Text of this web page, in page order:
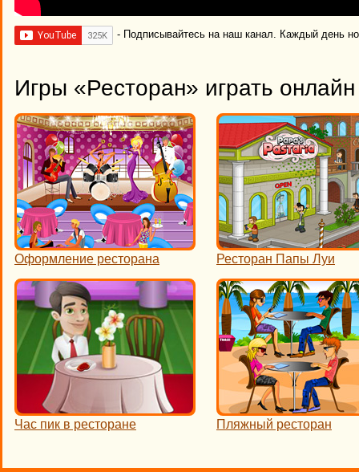
- Подписывайтесь на наш канал. Каждый день
Игры «Ресторан» играть онлайн
Оформление ресторана Ресторан Папы Луи
Час пик в ресторане Пляжный ресторан